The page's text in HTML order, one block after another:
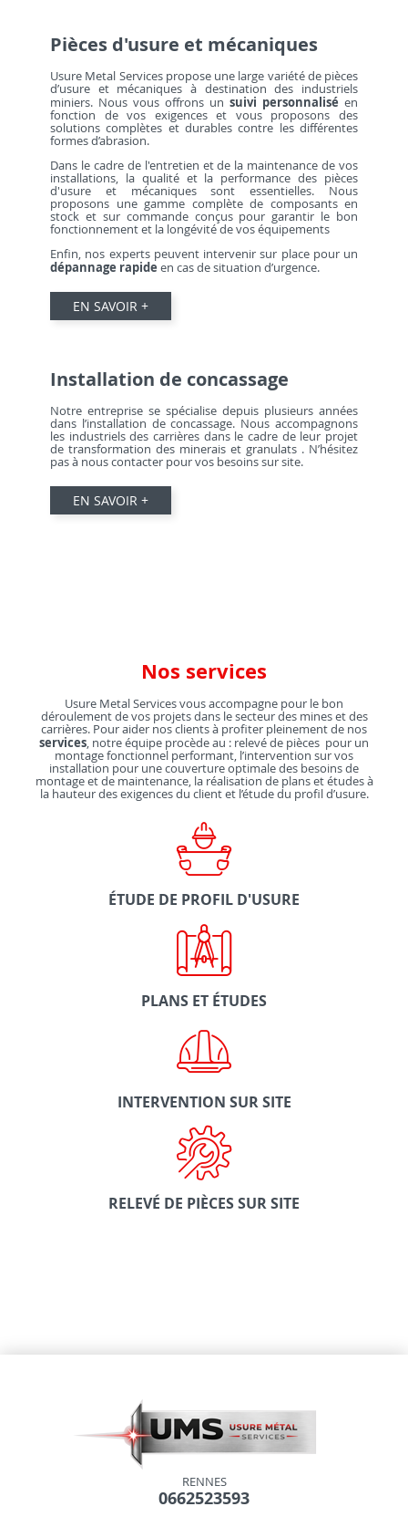
Pièces d'usure et mécaniques
Usure Metal Services propose une large variété de pièces
d’usure et mécaniques à destination des industriels
miniers. Nous vous offrons un suivi personnalisé en
fonction de vos exigences et vous proposons des
solutions complètes et durables contre les différentes
formes d’abrasion.
Dans le cadre de l'entretien et de la maintenance de vos
installations, la qualité et la performance des pièces
d'usure et mécaniques sont essentielles. Nous
proposons une gamme complète de composants en
stock et sur commande conçus pour garantir le bon
fonctionnement et la longévité de vos équipements
Enfin, nos experts peuvent intervenir sur place pour un
dépannage rapide en cas de situation d’urgence.
EN SAVOIR +
Installation de concassage
Notre entreprise se spécialise depuis plusieurs années
dans l’installation de concassage. Nous accompagnons
les industriels des carrières dans le cadre de leur projet
de transformation des minerais et granulats . N’hésitez
pas à nous contacter pour vos besoins sur site.
EN SAVOIR +
Nos services
Usure Metal Services vous accompagne pour le bon
déroulement de vos projets dans le secteur des mines et des
carrières. Pour aider nos clients à profiter pleinement de nos
services, notre équipe procède au : relevé de pièces pour un
montage fonctionnel performant, l’intervention sur vos
installation pour une couverture optimale des besoins de
montage et de maintenance, la réalisation de plans et études à
la hauteur des exigences du client et l’étude du profil d’usure.
ÉTUDE DE PROFIL D'USURE
PLANS ET ÉTUDES
INTERVENTION SUR SITE
RELEVÉ DE PIÈCES SUR SITE
RENNES
0662523593